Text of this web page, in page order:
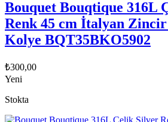
Bouquet Bouqtique 316L
Renk 45 cm İtalyan
Kolye BQT35BKO5902
₺300,00
Yeni
Stokta